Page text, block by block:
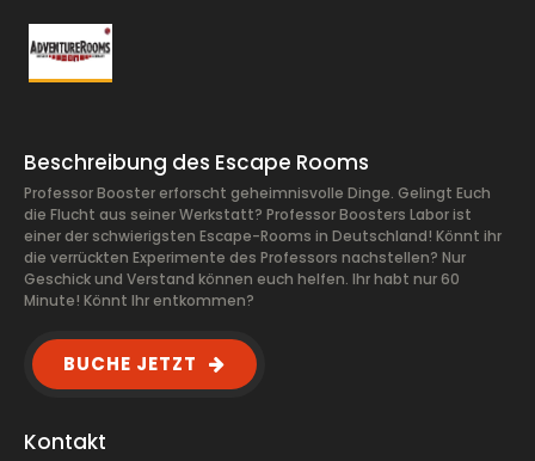
Beschreibung des Escape Rooms
Professor Booster erforscht geheimnisvolle Dinge. Gelingt Euch
die Flucht aus seiner Werkstatt? Professor Boosters Labor ist
einer der schwierigsten Escape-Rooms in Deutschland! Könnt ihr
die verrückten Experimente des Professors nachstellen? Nur
Geschick und Verstand können euch helfen. Ihr habt nur 60
Minute! Könnt Ihr entkommen?
BUCHE JETZT
Kontakt